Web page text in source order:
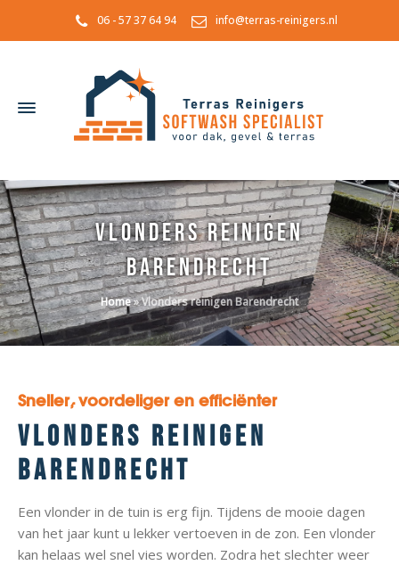
06 - 57 37 64 94 info@terras-reinigers.nl
Vlonders reinigen
Barendrecht
Home»Vlonders reinigen Barendrecht
Sneller, voordeliger en efficiënter
Vlonders reinigen
Barendrecht
Een vlonder in de tuin is erg fijn. Tijdens de mooie dagen
van het jaar kunt u lekker vertoeven in de zon. Een vlonder
kan helaas wel snel vies worden. Zodra het slechter weer